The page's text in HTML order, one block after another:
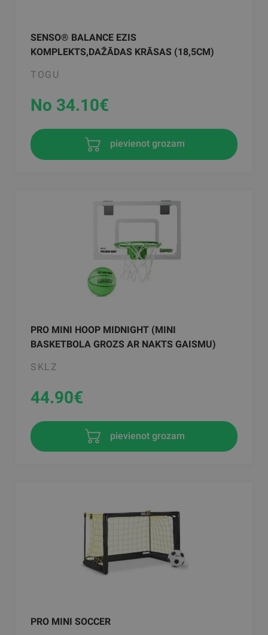
SENSO® BALANCE EZIS
KOMPLEKTS,DAŽĀDAS KRĀSAS (18,5CM)
TOGU
No 34.10€
pievienot grozam
PRO MINI HOOP MIDNIGHT (MINI
BASKETBOLA GROZS AR NAKTS GAISMU)
SKLZ
44.90€
pievienot grozam
PRO MINI SOCCER